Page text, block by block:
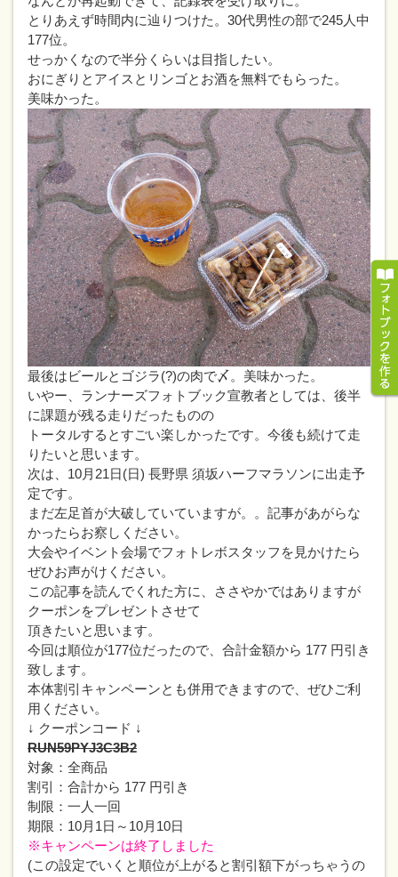
とりあえず時間内に辿りつけた。30代男性の部で245人中
177位。
せっかくなので半分くらいは目指したい。
おにぎりとアイスとリンゴとお酒を無料でもらった。
美味かった。
最後はビールとゴジラ(?)の肉で〆。美味かった。
いやー、ランナーズフォトブック宣教者としては、後半
に課題が残る走りだったものの
トータルするとすごい楽しかったです。今後も続けて走
りたいと思います。
次は、10月21日(日) 長野県 須坂ハーフマラソンに出走予
定です。
まだ左足首が大破していていますが。。記事があがらな
かったらお察しください。
大会やイベント会場でフォトレボスタッフを見かけたら
ぜひお声がけください。
この記事を読んでくれた方に、ささやかではありますが
クーポンをプレゼントさせて
頂きたいと思います。
今回は順位が177位だったので、合計金額から 177 円引き
致します。
本体割引キャンペーンとも併用できますので、ぜひご利
用ください。
↓ クーポンコード ↓
RUN59PYJ3C3B2
対象：全商品
割引：合計から 177 円引き
制限：一人一回
期限：10月1日～10月10日
※キャンペーンは終了しました
(この設定でいくと順位が上がると割引額下がっちゃうの